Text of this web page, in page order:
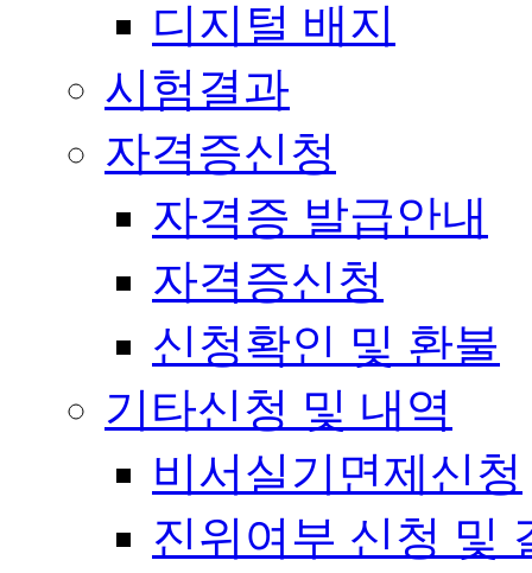
디지털 배지
시험결과
자격증신청
자격증 발급안내
자격증신청
신청확인 및 환불
기타신청 및 내역
비서실기면제신청
진위여부 신청 및